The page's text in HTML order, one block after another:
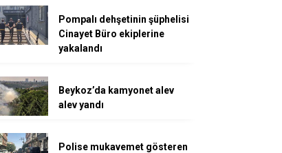
Pompalı dehşetinin şüphelisi
Cinayet Büro ekiplerine
yakalandı
Beykoz’da kamyonet alev
alev yandı
Polise mukavemet gösteren